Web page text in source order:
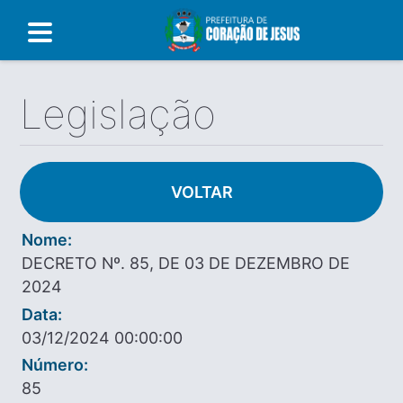
Legislação
VOLTAR
Nome:
DECRETO Nº. 85, DE 03 DE DEZEMBRO DE
2024
Data:
03/12/2024 00:00:00
Número:
85